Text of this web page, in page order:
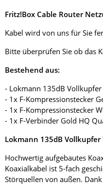
Fritz!Box Cable Router
Kabel wird von uns für Sie
Bitte überprüfen Sie ob das
Bestehend aus:
- Lokmann 135dB Vollkupfer
- 1x F-Kompressionstecker
- 1x F-Kompressionstecker
- 1x F-Verbinder Gold HQ
Lokmann 135dB Vollkupfer
Hochwertig aufgebautes
Koaxialkabel ist 5-fach
Störquellen von außen.